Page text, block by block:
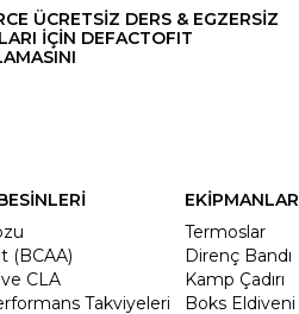
ÜCRETSİZ DERS & EGZERSİZ
İÇİN DEFACTOFIT
(BCAA)
CLA
Takviyeleri
EKİPMANLAR
Termoslar
Direnç Bandı
Kamp Çadırı
Boks Eldiveni